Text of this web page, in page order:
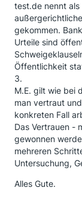
test.de nennt
gekommen.
Urteile sind
Öffentlichkeit
3.
M.E. gilt wie bei
man vertraut
konkreten Fall
Das Vertrauen -
gewonnen
mehreren
Untersuchung,
Alles Gute.